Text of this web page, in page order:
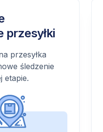
przesyłki
przesyłka
śledzenie
etapie.